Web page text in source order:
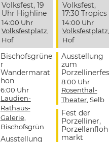
Volksfest, 19
Uhr Highline
14:00 Uhr
Volksfestplatz,
Hof
Bischofsgrüne
r
Wandermarat
hon
6:00 Uhr
Laudien-
Rathaus-
Galerie,
Bischofsgrün
Ausstellung
Volksfest,
17:30 Tropics
14:00 Uhr
Volksfestplatz,
Hof
Ausstellung
zum
8:00 Uhr
Rosenthal-
Theater, Selb
Fest der
Porzelliner,
Porzellanfloh
markt